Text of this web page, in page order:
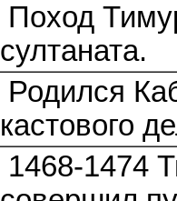
Поход
султаната.
Родился
кастового
1468-1474